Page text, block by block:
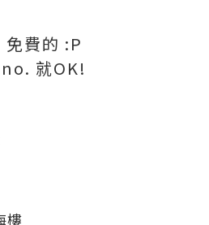
費的 :P
就OK!